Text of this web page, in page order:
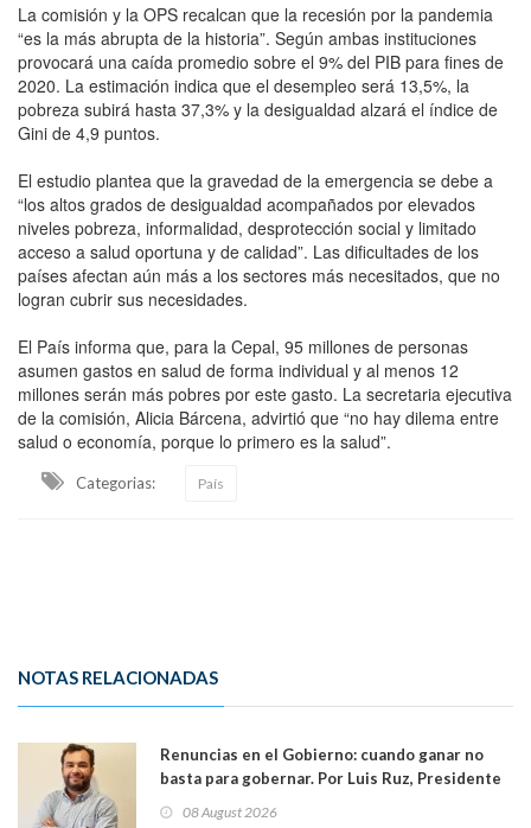
La comisión y la OPS recalcan que la recesión por la pandemia
“es la más abrupta de la historia”. Según ambas instituciones
provocará una caída promedio sobre el 9% del PIB para fines de
2020. La estimación indica que el desempleo será 13,5%, la
pobreza subirá hasta 37,3% y la desigualdad alzará el índice de
Gini de 4,9 puntos.
El estudio plantea que la gravedad de la emergencia se debe a
“los altos grados de desigualdad acompañados por elevados
niveles pobreza, informalidad, desprotección social y limitado
acceso a salud oportuna y de calidad”. Las dificultades de los
países afectan aún más a los sectores más necesitados, que no
logran cubrir sus necesidades.
El País informa que, para la Cepal, 95 millones de personas
asumen gastos en salud de forma individual y al menos 12
millones serán más pobres por este gasto. La secretaria ejecutiva
de la comisión, Alicia Bárcena, advirtió que “no hay dilema entre
salud o economía, porque lo primero es la salud”.
Categorias: País
NOTAS RELACIONADAS
Renuncias en el Gobierno: cuando ganar no
basta para gobernar. Por Luis Ruz, Presidente
08 August 2026